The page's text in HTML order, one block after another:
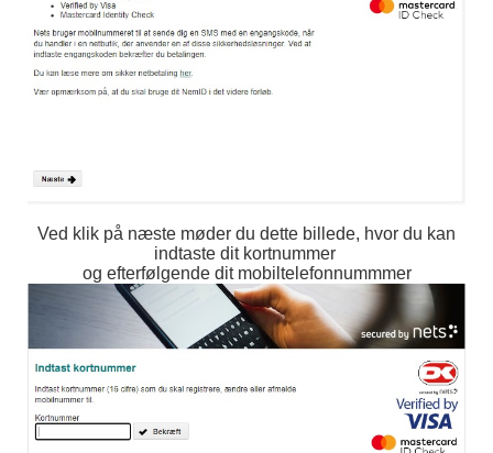
Ved klik på næste møder du dette billede, hvor du kan
indtaste dit kortnummer
og efterfølgende dit mobiltelefonnummmer